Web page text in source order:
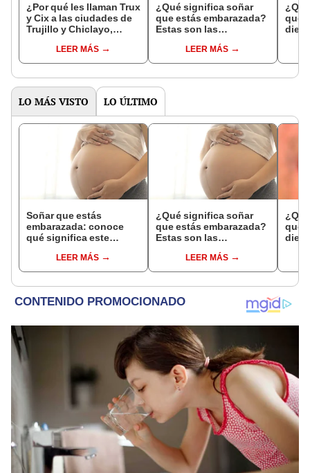
¿Por qué les llaman Trux
y Cix a las ciudades de
Trujillo y Chiclayo,
LEER MÁS
¿Qué significa soñar
que estás embarazada?
Estas son las
comunesLEER MÁS
que
LO MÁS VISTO LO ÚLTIMO
Soñar que estás
embarazada: conoce
qué significa este
LEER MÁS
¿Qué significa soñar
que estás embarazada?
Estas son las
comunesLEER MÁS
que